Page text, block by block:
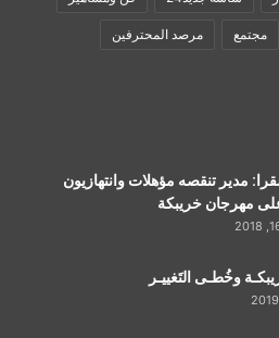
مجتمع مرصد المحترفين
مدير تنقصه مؤهلات وانتهازيون
مهرجان خريبكة
وخُطـى التَغييـر